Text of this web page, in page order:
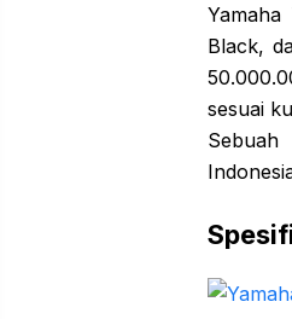
Black,
sesuai